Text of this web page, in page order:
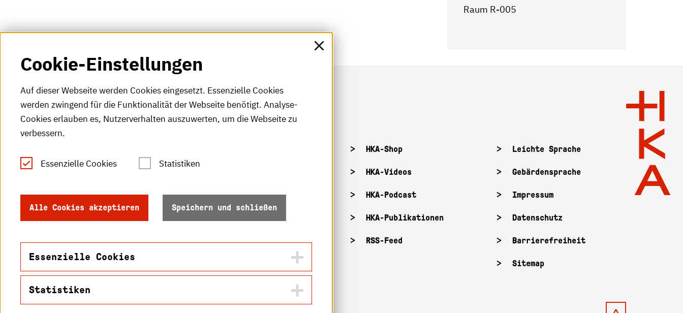
Raum R-005
Fax: +49 (0)721 925-2000
Postfach 2440
76012 Karlsruhe
Öffnungszeiten
Security
HKA-Shop
HKA-Videos
HKA-Podcast
HKA-Publikationen
RSS-Feed
Leichte Sprache
Gebärdensprache
Impressum
Datenschutz
Barrierefreiheit
Sitemap
Cookie-Einstellungen
Auf dieser Webseite werden Cookies eingesetzt. Essenzielle Cookies
werden zwingend für die Funktionalität der Webseite benötigt. Analyse-
Cookies erlauben es, Nutzerverhalten auszuwerten, um die Webseite zu
verbessern.
Essenzielle Cookies Statistiken
Alle Cookies akzeptieren Speichern und schließen
Essenzielle Cookies
Name
Statistiken